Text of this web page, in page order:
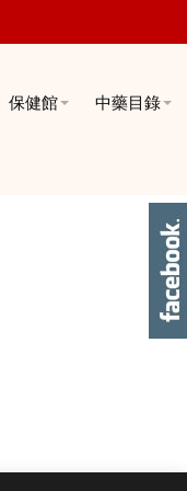
保健館 中藥目錄